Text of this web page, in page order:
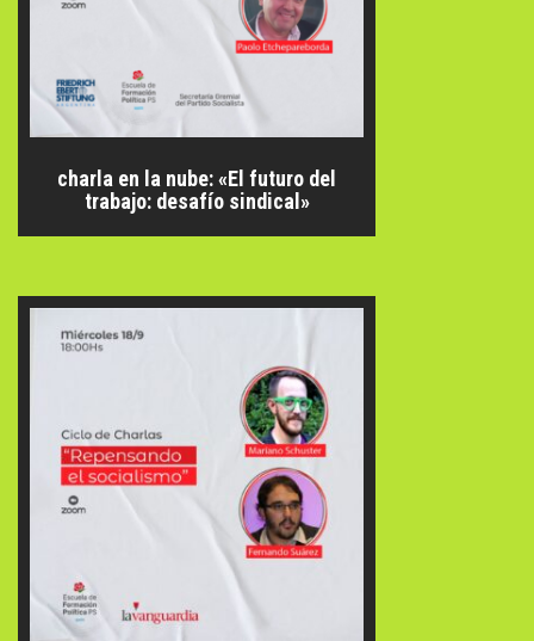
charla en la nube: «El futuro del
trabajo: desafío sindical»